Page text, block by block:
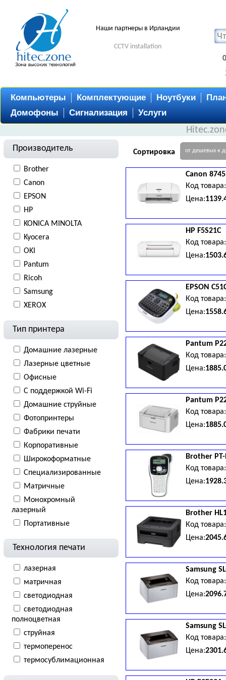
Наши партнеры в Ирландии
CCTV installation
Компьютеры Комплектующие Ноутбуки
Домофоны
Сигнализация Услуги
Производитель
Brother
Canon
EPSON
HP
KONICA MINOLTA
Kyocera
OKI
Pantum
Ricoh
Samsung
XEROX
Тип принтера
Домашние лазерные
Лазерные цветные
Офисные
С поддержкой Wi-Fi
Домашние струйные
Фотопринтеры
Фабрики печати
Корпоративные
Широкоформатные
Специализированные
Матричные
Монохромный
лазерный
Портативные
Технология печати
лазерная
матричная
светодиодная
светодиодная
полноцветная
струйная
термоперенос
термосублимационная
Сортировка от дешевых к
Canon
Код
Цена:
HP F5S21C
Код
Цена:
EPSON
Код
Цена:
Pantum
Код
Цена:
Pantum
Код
Цена:
Brother
Код
Цена:
Brother
Код
Цена:
Samsung
Код
Цена:
Samsung
Код
Цена: